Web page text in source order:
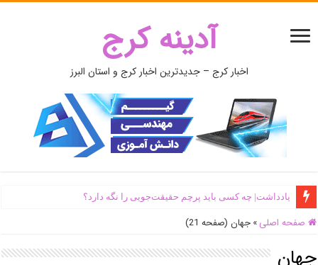
آدینه کرج
اخبار کرج – جدیدترین اخبار کرج و استان البرز
یادداشت| ‌چه کسی باید پرچم حقیقت‌جویی را نگه دارد؟
صفحه اصلی » جهان (صفحه 21)
جهان